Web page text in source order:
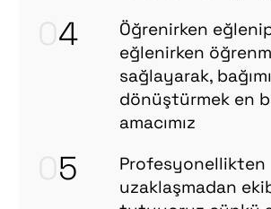
4
Öğrenirken
eğlenirken
sağlayarak,
dönüştürmek en
amacımız
5
Profesyonellikten
uzaklaşmadan